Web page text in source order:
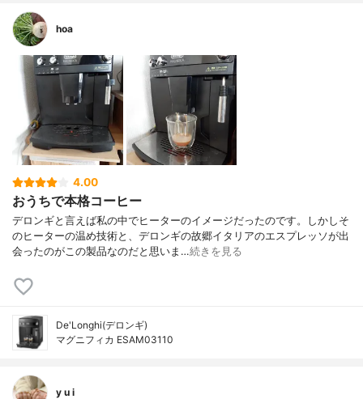
hoa
4.00
おうちで本格コーヒー
デロンギと言えば私の中でヒーターのイメージだったのです。しかしそ
のヒーターの温め技術と、デロンギの故郷イタリアのエスプレッソが出
会ったのがこの製品なのだと思いま…続きを見る
De'Longhi(デロンギ)
マグニフィカ ESAM03110
y u i